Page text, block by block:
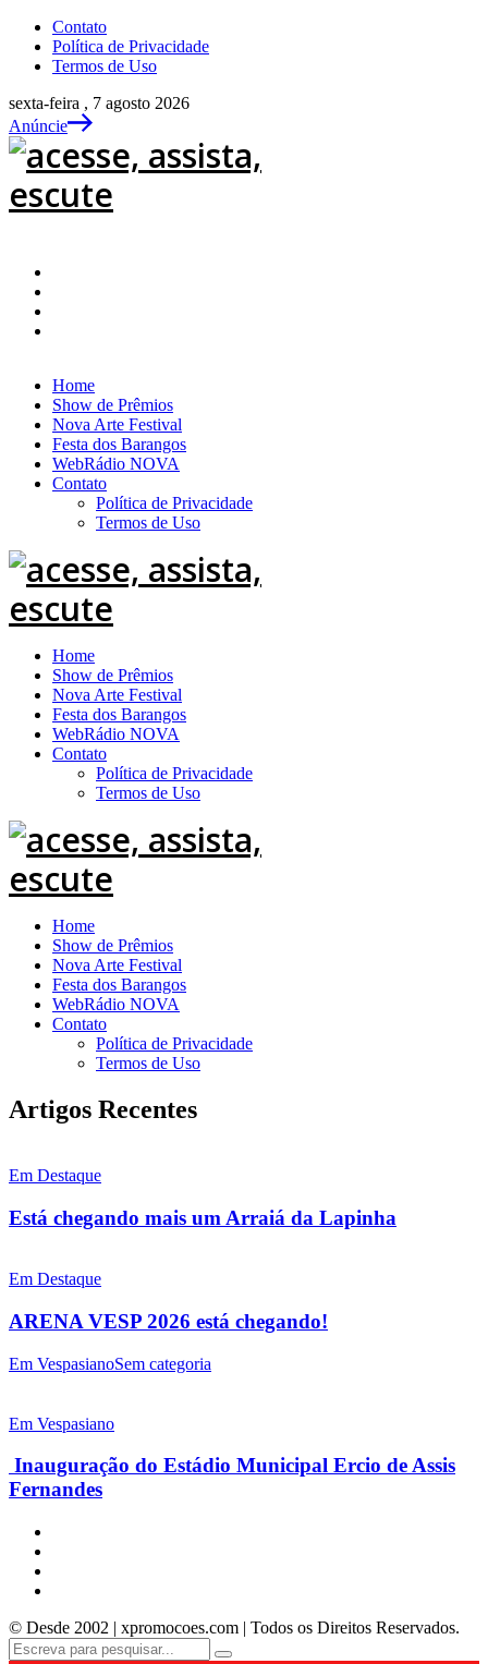
Contato
Política de Privacidade
Termos de Uso
sexta-feira , 7 agosto 2026
Anúncie
Home
Show de Prêmios
Nova Arte Festival
Festa dos Barangos
WebRádio NOVA
Contato
Política de Privacidade
Termos de Uso
Home
Show de Prêmios
Nova Arte Festival
Festa dos Barangos
WebRádio NOVA
Contato
Política de Privacidade
Termos de Uso
Home
Show de Prêmios
Nova Arte Festival
Festa dos Barangos
WebRádio NOVA
Contato
Política de Privacidade
Termos de Uso
Artigos Recentes
Em Destaque
Está chegando mais um Arraiá da Lapinha
Em Destaque
ARENA VESP 2026 está chegando!
Em VespasianoSem categoria
Em Vespasiano
Inauguração do Estádio Municipal Ercio de Assis
Fernandes
© Desde 2002 | xpromocoes.com | Todos os Direitos Reservados.